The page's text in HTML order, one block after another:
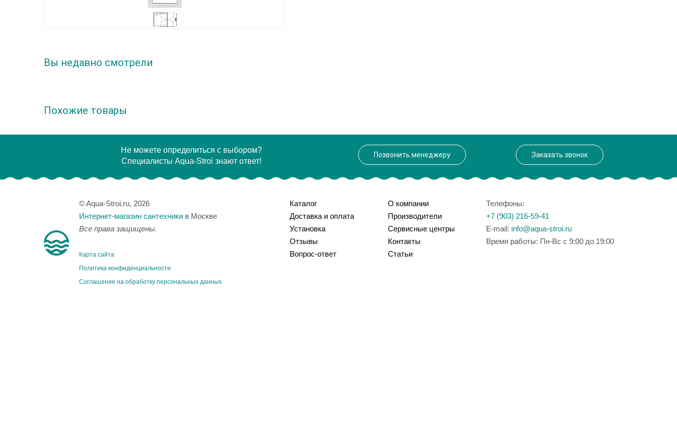
Вы недавно смотрели
Похожие товары
Не можете определиться с выбором?
Специалисты Aqua-Stroi знают ответ!
Позвонить менеджеру Заказать звонок
© Aqua-Stroi.ru, 2026
Интернет-магазин сантехники в Москве
Все права защищены.
Карта сайта
Политика конфиденциальности
Соглашение на обработку персональных данных
Каталог
Доставка и оплата
Установка
Отзывы
Вопрос-ответ
О компании
Производители
Сервисные центры
Контакты
Статьи
Телефоны:
+7 (903) 216-59-41
E-mail: info@aqua-stroi.ru
Время работы: Пн-Вс с 9:00 до 19:00